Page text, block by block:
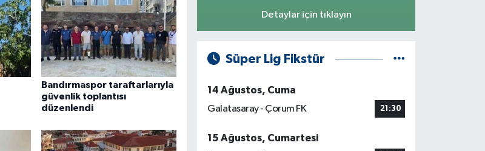
Bandırmaspor taraftarlarıyla
güvenlik toplantısı
düzenlendi
Detaylar için tıklayın
Süper Lig Fikstür
14 Ağustos, Cuma
Galatasaray - Çorum FK
21:30
15 Ağustos, Cumartesi